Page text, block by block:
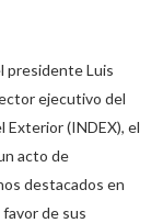
presidente Luis
ejecutivo del
Exterior (INDEX), el
acto de
destacados en
de sus